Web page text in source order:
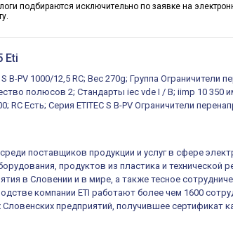
подбираются исключительно по заявке на
Eti
B-PV 1000/12,5 RC; Вес 270g; Группа Ограничители
полюсов 2; Стандарты iec vde I / B; iimp 10 350
Есть; Серия ETITEC S B-PV Ограничители
поставщиков продукции и услуг в сфере
продуктов из пластика и
в Словении и в мире, а также тесное
компании ETI работают более чем 1600
предприятий, получившее сертификат